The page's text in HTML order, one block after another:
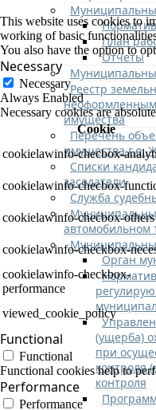
План
Отчеты
Реестр
имущества
Перечень
имущества г.о.
Списки
заседатели
Служба
автомобильном
Орган
(ущерба)
при
контроля
контроля
This website uses cookies to
working of basic
You also have the option to
Necessary
Necessary
Always Enabled
Necessary cookies are
Cookie
cookielawinfo-checbox-
cookielawinfo-checbox-
cookielawinfo-checbox-others
cookielawinfo-checkbox-
cookielawinfo-checkbox-
performance
viewed_cookie_policy
Functional
Functional
Functional cookies help to
Performance
Performance